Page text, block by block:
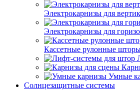
Электрокарнизы для
Электрокарнизы для
Кассетные рулонные
Умные
Солнцезащитные системы